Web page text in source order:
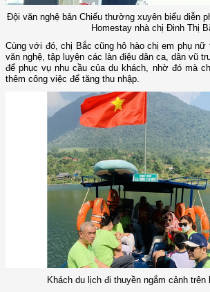
Đội văn nghệ bản Chiếu thường xuyên biểu diễn
Homestay nhà chị Đinh Thị
Cùng với đó, chị Bắc cũng hô hào chị em phụ nữ
văn nghệ, tập luyện các làn điệu dân ca, dân vũ
để phục vụ nhu cầu của du khách, nhờ đó mà
thêm công việc để tăng thu nhập.
Khách du lịch đi thuyền ngắm cảnh trên